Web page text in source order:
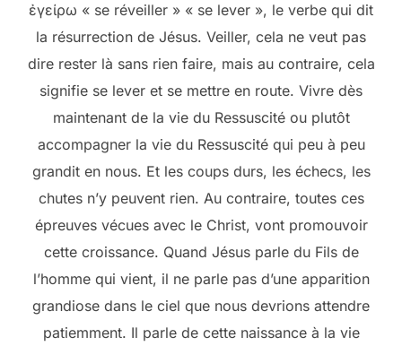
ἐγείρω « se réveiller » « se lever », le verbe qui dit
la résurrection de Jésus. Veiller, cela ne veut pas
dire rester là sans rien faire, mais au contraire, cela
signifie se lever et se mettre en route. Vivre dès
maintenant de la vie du Ressuscité ou plutôt
accompagner la vie du Ressuscité qui peu à peu
grandit en nous. Et les coups durs, les échecs, les
chutes n’y peuvent rien. Au contraire, toutes ces
épreuves vécues avec le Christ, vont promouvoir
cette croissance. Quand Jésus parle du Fils de
l’homme qui vient, il ne parle pas d’une apparition
grandiose dans le ciel que nous devrions attendre
patiemment. Il parle de cette naissance à la vie